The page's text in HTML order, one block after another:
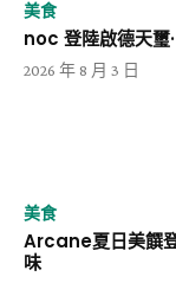
美食
noc 登陸啟德天璽
2026 年 8 月 3 日
美食
Arcane夏日美饌
味